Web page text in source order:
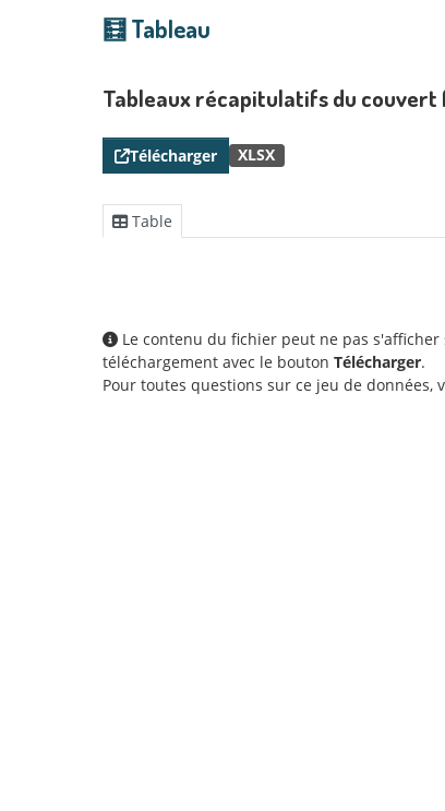
🧮 Tableau
Tableaux récapitulatifs du
Télécharger XLSX
Table
Le contenu du fichier peut ne pas
téléchargement avec le bouton Télécharger.
Pour toutes questions sur ce jeu de